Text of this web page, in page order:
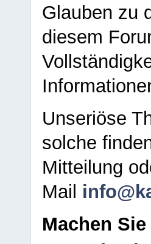
Glauben zu
diesem
Unseriöse
solche
Mitteilung
Mail
Machen